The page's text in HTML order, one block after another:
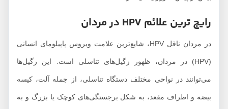
رایج ترین علائم HPV در مردان
در مردان ناقل HPV، شایع‌ترین علامت ویروس پاپیلومای انسانی
(HPV) در مردان، ظهور زگیل‌های تناسلی است. این زگیل‌ها
می‌توانند در نواحی مختلف دستگاه تناسلی، از جمله آلت، کیسه
بیضه و اطراف مقعد، به شکل برجستگی‌های کوچک یا بزرگ و به